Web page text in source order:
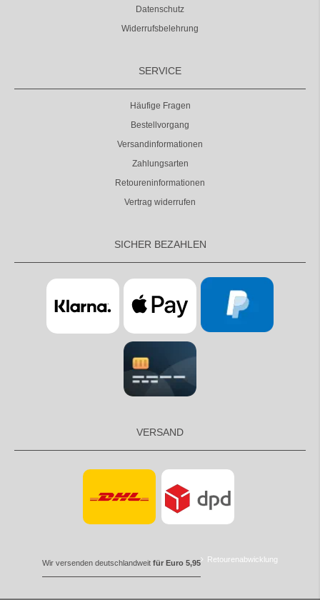
Datenschutz
Widerrufsbelehrung
SERVICE
Häufige Fragen
Bestellvorgang
Versandinformationen
Zahlungsarten
Retoureninformationen
Vertrag widerrufen
SICHER BEZAHLEN
VERSAND
Wir versenden deutschlandweit für Euro 5,95 Retourenabwicklung